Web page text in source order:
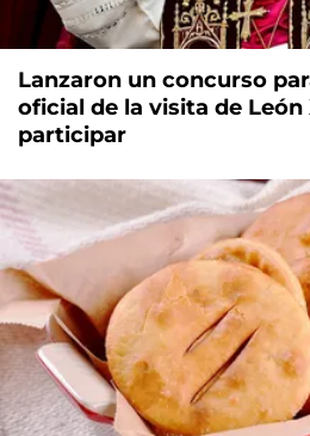
Lanzaron un concurso
oficial de la visita de León
participar